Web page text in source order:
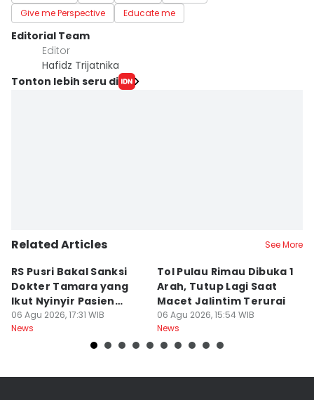
Give me Perspective
Educate me
Editorial Team
Editor
Hafidz Trijatnika
Tonton lebih seru di
Related Articles See More
RS Pusri Bakal Sanksi
Dokter Tamara yang
Ikut Nyinyir Pasien
Yurizal
06 Agu 2026, 17:31 WIB
News
Tol Pulau Rimau Dibuka 1
Arah, Tutup Lagi Saat
Macet Jalintim Terurai
06 Agu 2026, 15:54 WIB
News